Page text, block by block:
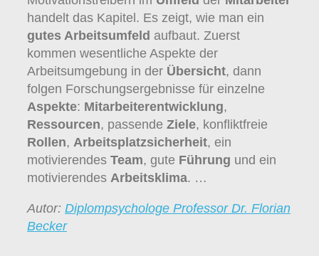
handelt das Kapitel. Es zeigt, wie man ein
gutes Arbeitsumfeld aufbaut. Zuerst
kommen wesentliche Aspekte der
Arbeitsumgebung in der Übersicht, dann
folgen Forschungsergebnisse für einzelne
Aspekte: Mitarbeiterentwicklung,
Ressourcen, passende Ziele, konfliktfreie
Rollen, Arbeitsplatzsicherheit, ein
motivierendes Team, gute Führung und ein
motivierendes Arbeitsklima. …
Autor: Diplompsychologe Professor Dr. Florian
Becker